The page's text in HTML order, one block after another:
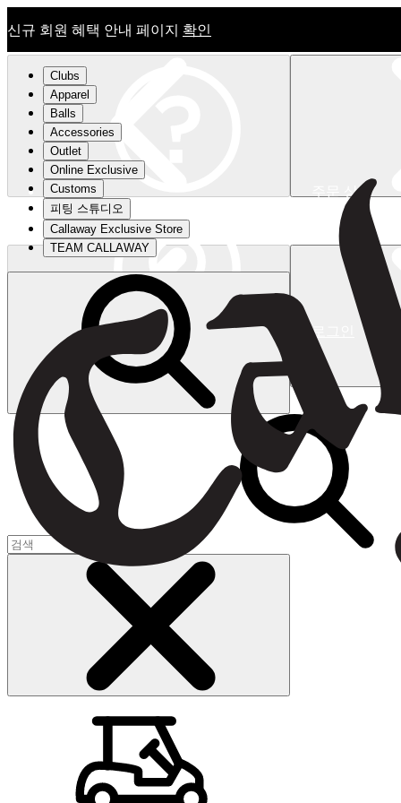
신규 회원 혜택 안내 페이지 확인
신규 회원 혜택 안내 페이지확인
주문 상태
로그인
장바구니
Clubs
Apparel
Balls
Accessories
Outlet
Online Exclusive
Customs
피팅 스튜디오
Callaway Exclusive Store
TEAM CALLAWAY